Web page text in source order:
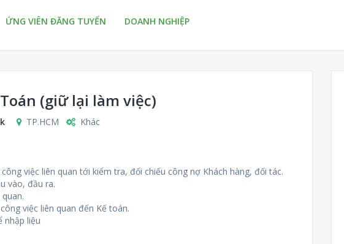
ỨNG VIÊN ĐĂNG TUYỂN
DOANH NGHIỆP
(giữ lại làm việc)
TP.HCM Khác
việc liên quan tới kiểm tra, đối chiếu công nợ Khách hàng, đối tác.
vào, đầu ra.
việc liên quan đến Kế toán.
nhập liệu